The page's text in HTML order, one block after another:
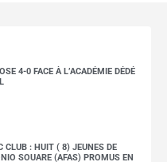
4-0 FACE À L’ACADÉMIE DÉDÉ
CLUB : HUIT ( 8) JEUNES DE
SOUARE (AFAS) PROMUS EN